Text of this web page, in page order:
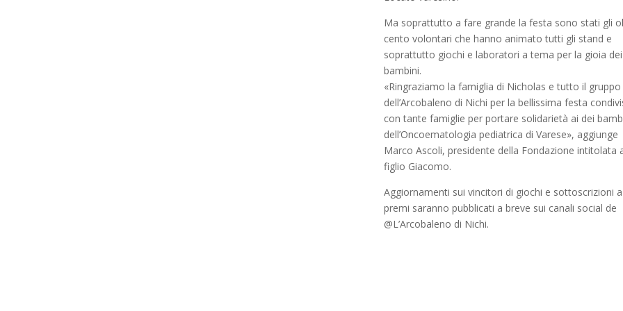
Ma soprattutto a fare grande la festa sono stati gli
cento volontari che hanno animato tutti gli stand e
soprattutto giochi e laboratori a tema per la gioia dei
bambini.
«Ringraziamo la famiglia di Nicholas e tutto il gruppo
dell’Arcobaleno di Nichi per la bellissima festa
con tante famiglie per portare solidarietà ai dei
dell’Oncoematologia pediatrica di Varese», aggiunge
Marco Ascoli, presidente della Fondazione intitolata
figlio Giacomo.
Aggiornamenti sui vincitori di giochi e sottoscrizioni a
premi saranno pubblicati a breve sui canali social de
@L’Arcobaleno di Nichi.